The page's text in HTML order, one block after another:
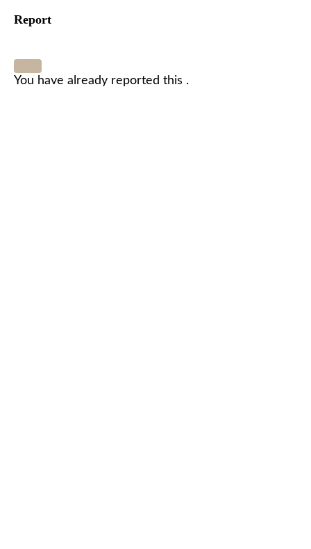
Report
You have already reported this .